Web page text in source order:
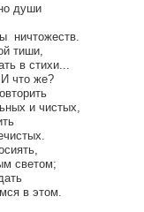
души
ничтожеств.
тиши,
в стихи...
И что же?
и чистых,
светом;
в этом.